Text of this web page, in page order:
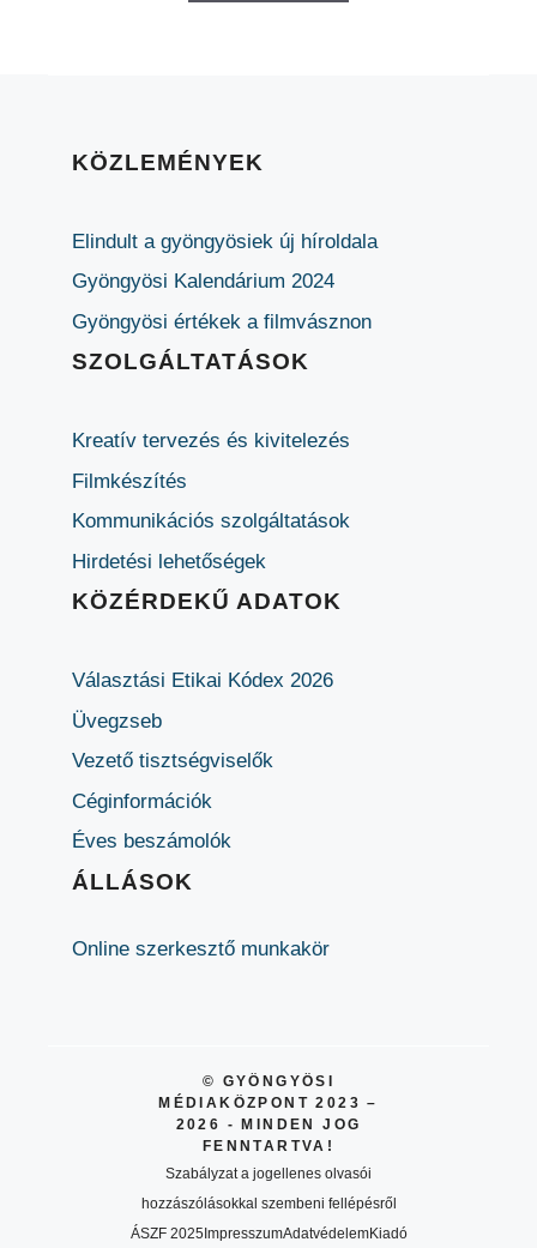
KÖZLEMÉNYEK
Elindult a gyöngyösiek új híroldala
Gyöngyösi Kalendárium 2024
Gyöngyösi értékek a filmvásznon
SZOLGÁLTATÁSOK
Kreatív tervezés és kivitelezés
Filmkészítés
Kommunikációs szolgáltatások
Hirdetési lehetőségek
KÖZÉRDEKŰ ADATOK
Választási Etikai Kódex 2026
Üvegzseb
Vezető tisztségviselők
Céginformációk
Éves beszámolók
ÁLLÁSOK
Online szerkesztő munkakör
© GYÖNGYÖSI
MÉDIAKÖZPONT 2023 –
2026 - MINDEN JOG
FENNTARTVA!
Szabályzat a jogellenes olvasói
hozzászólásokkal szembeni fellépésről
ÁSZF 2025ImpresszumAdatvédelemKiadó